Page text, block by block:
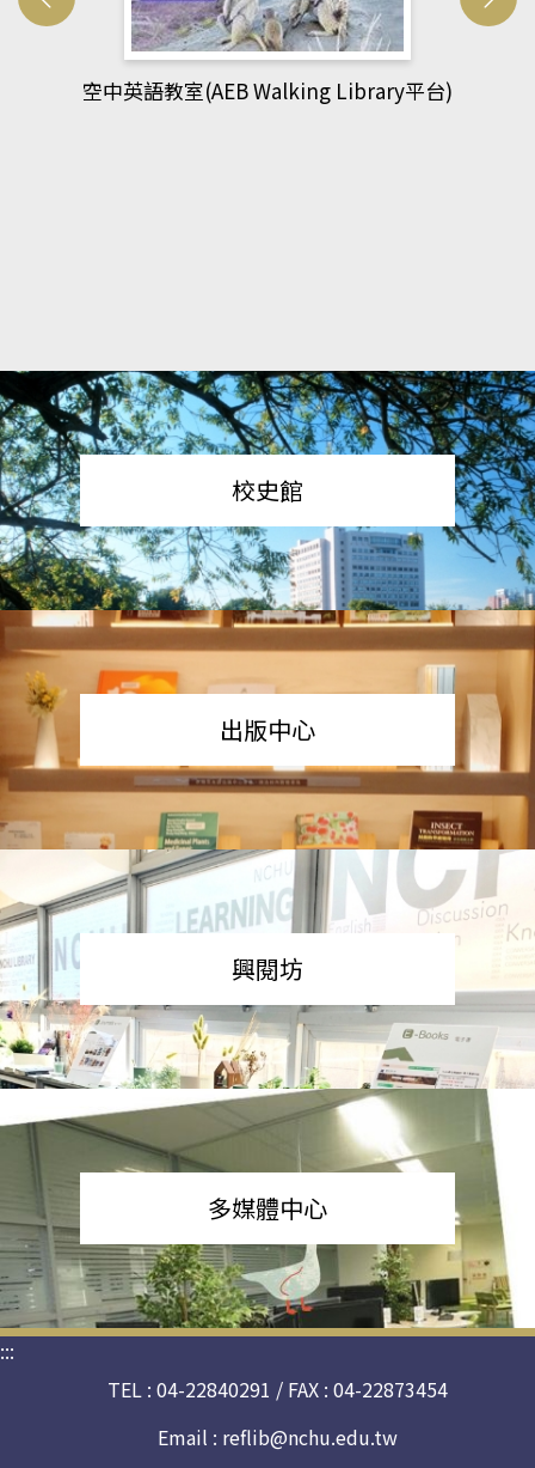
網管人(kono平台)
校史館
出版中心
興閱坊
多媒體中心
:::
TEL : 04-22840291 / FAX : 04-22873454
Email : reflib@nchu.edu.tw